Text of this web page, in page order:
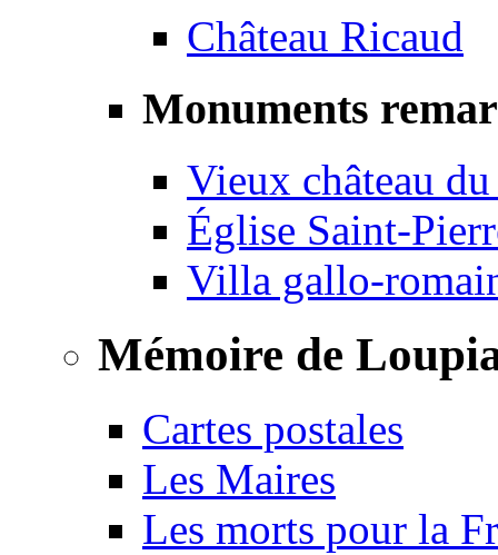
Château Ricaud
Monuments
Vieux château
Église Saint-
Villa gallo-
Mémoire de
Cartes postales
Les Maires
Les morts pour la